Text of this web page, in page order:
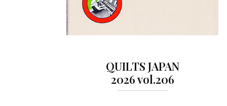
QUILTS JAPAN
2026 vol.206